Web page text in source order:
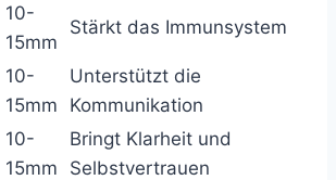
10-
15mm
Stärkt das Immunsystem
10-
15mm
Unterstützt die
Kommunikation
10-
15mm
Bringt Klarheit und
Selbstvertrauen